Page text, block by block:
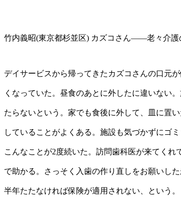
竹内義昭(東京都杉並区) カズコさん――老々介護
デイサービスから帰ってきたカズコさんの口元
くなっていた。昼食のあとに外したに違いない
たらないという。家でも食後に外して、皿に置
していることがよくある。施設も気づかずにゴ
こんなことが2度続いた。訪問歯科医が来てくれ
で助かる。さっそく入歯の作り直しをお願いし
半年たたなければ保険が適用されない、という。